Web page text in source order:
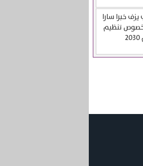
خبرا سارا
تنظيم